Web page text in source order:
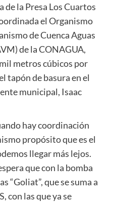
de la Presa Los Cuartos
el Organismo
de Cuenca Aguas
de la CONAGUA,
metros cúbicos por
tapón de basura en el
municipal, Isaac
hay coordinación
propósito que es el
llegar más lejos.
que con la bomba
“Goliat”, que se suma a
con las que ya se